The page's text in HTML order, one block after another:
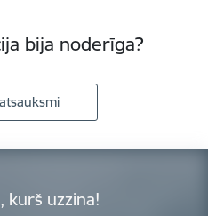
bija noderīga?
kurš uzzina!